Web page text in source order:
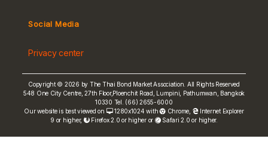
Non-resident Flows
FRN Rate
Social Media
Privacy center
Copyright © 2026 by The Thai Bond Market Association. All Rights Reserved
548 One City Centre, 27th Floor,Ploenchit Road, Lumpini, Pathumwan, Bangkok
10330 Tel. (66) 2655-6000
Our website is best viewed on
1280x1024 with Chrome
Internet Explorer
9 or higher,
Firefox 2.0 or higher or Safari 2.0 or higher.